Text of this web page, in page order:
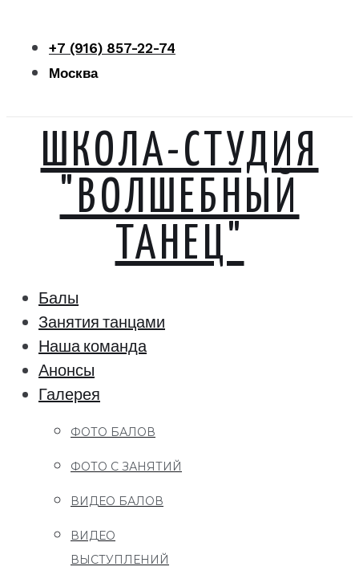
контенту
+7 (916) 857-22-74
Москва
ШКОЛА-СТУДИЯ
"ВОЛШЕБНЫЙ
ТАНЕЦ"
Балы
Занятия танцами
Наша команда
Анонсы
Галерея
ФОТО БАЛОВ
ФОТО С ЗАНЯТИЙ
ВИДЕО БАЛОВ
ВИДЕО
ВЫСТУПЛЕНИЙ